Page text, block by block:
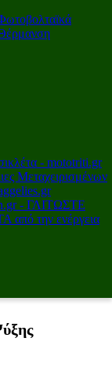
- mototriti.gr
Μεταχειρισμένων
- ΓΛΙΤΩΣΤΕ
από την ενέργεια